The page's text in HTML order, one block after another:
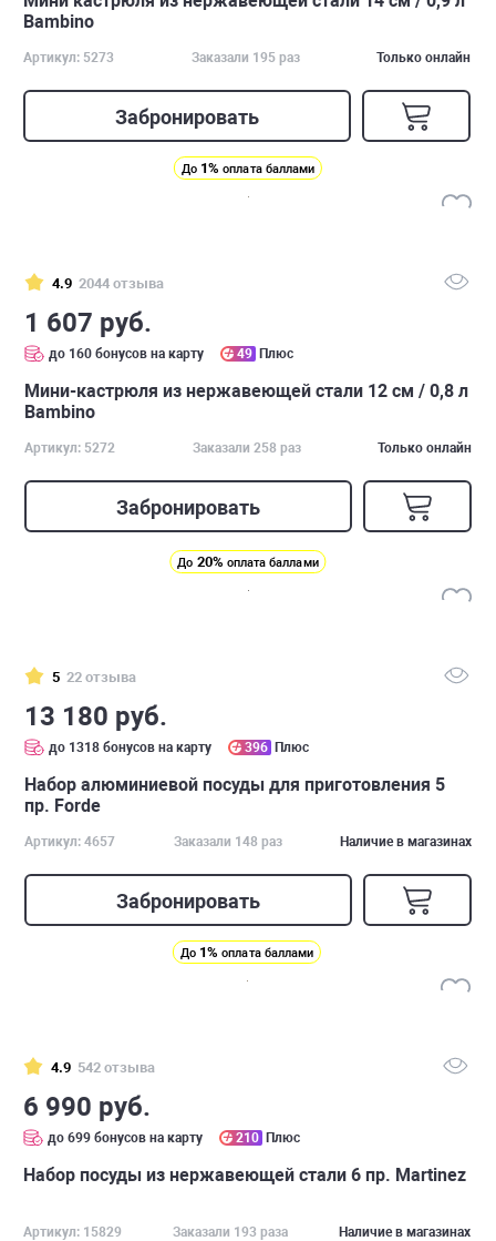
Bambino
Артикул: 5273 Заказали 195 раз Только онлайн
Забронировать
До 1% оплата баллами
4.9 2044 отзыва
1 607 руб.
до 160 бонусов на карту 49 Плюс
Мини-кастрюля из нержавеющей стали 12 см / 0,8 л
Bambino
Артикул: 5272 Заказали 258 раз Только онлайн
Забронировать
До 20% оплата баллами
5 22 отзыва
13 180 руб.
до 1318 бонусов на карту 396 Плюс
Набор алюминиевой посуды для приготовления 5
пр. Forde
Артикул: 4657 Заказали 148 раз Наличие в магазинах
Забронировать
До 1% оплата баллами
4.9 542 отзыва
6 990 руб.
до 699 бонусов на карту 210 Плюс
Набор посуды из нержавеющей стали 6 пр. Martinez
Артикул: 15829 Заказали 193 раза Наличие в магазинах